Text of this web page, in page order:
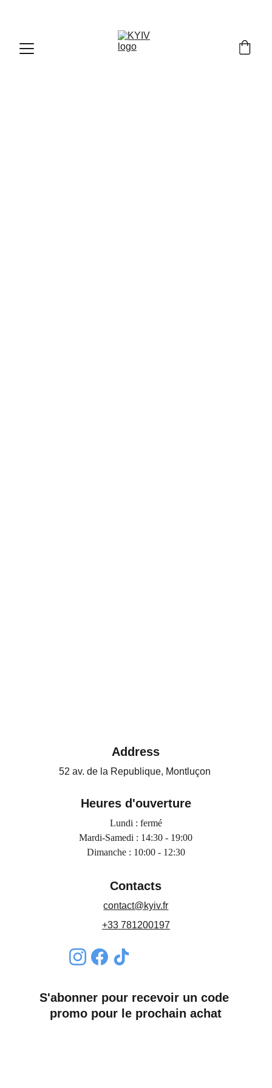
Address
52 av. de la Republique, Montluçon
Contacts
contact@kyiv.fr
+33 781200197
S'abonner pour recevoir un code
promo pour le prochain achat
Heures d'ouverture
Lundi : fermé
Mardi-Samedi : 14:30 - 19:00
Dimanche : 10:00 - 12:30